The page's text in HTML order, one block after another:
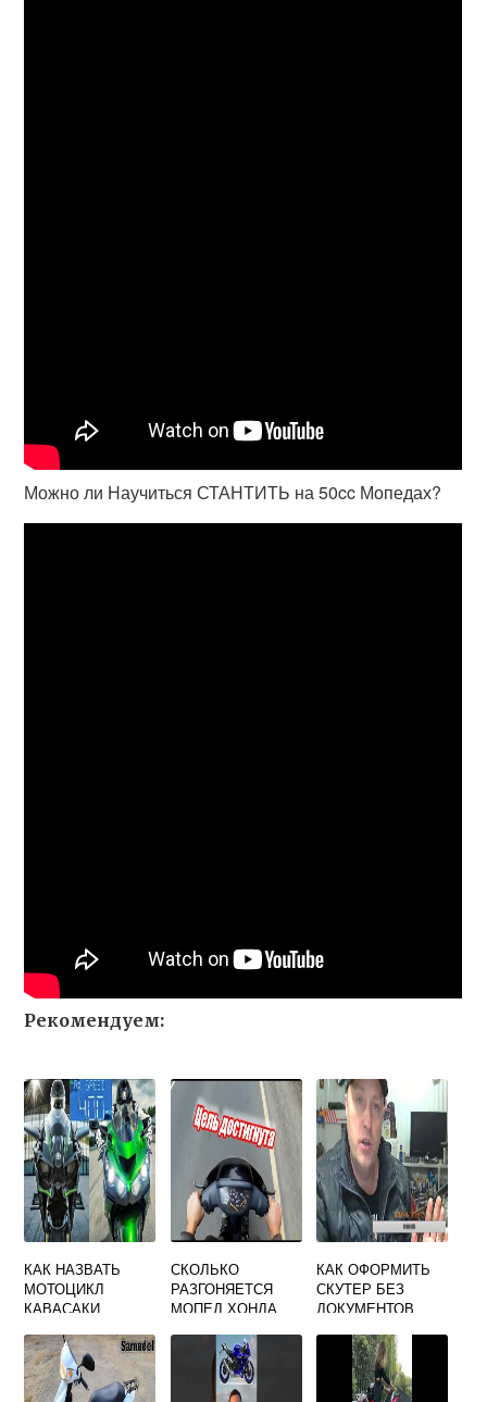
Можно ли Научиться СТАНТИТЬ на 50cc Мопедах?
Рекомендуем:
КАК НАЗВАТЬ
МОТОЦИКЛ
КАВАСАКИ
СКОЛЬКО
РАЗГОНЯЕТСЯ
МОПЕД ХОНДА
КАК ОФОРМИТЬ
СКУТЕР БЕЗ
ДОКУМЕНТОВ